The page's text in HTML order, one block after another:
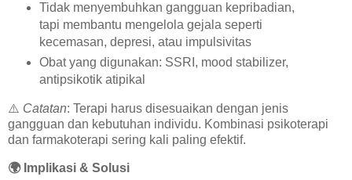
Tidak menyembuhkan gangguan kepribadian,
tapi membantu mengelola gejala seperti
kecemasan, depresi, atau impulsivitas
Obat yang digunakan: SSRI, mood stabilizer,
antipsikotik atipikal
⚠️ Catatan: Terapi harus disesuaikan dengan jenis
gangguan dan kebutuhan individu. Kombinasi psikoterapi
dan farmakoterapi sering kali paling efektif.
🌍Implikasi & Solusi